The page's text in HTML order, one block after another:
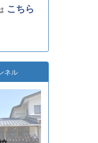
こちら
ネル